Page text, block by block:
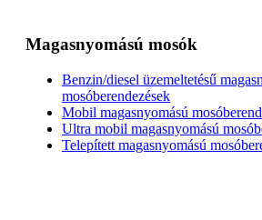
Magasnyomású mosók
Benzin/diesel üzemeltetésű
mosóberendezések
Mobil magasnyomású
Ultra mobil magasnyomású
Telepített magasnyomású